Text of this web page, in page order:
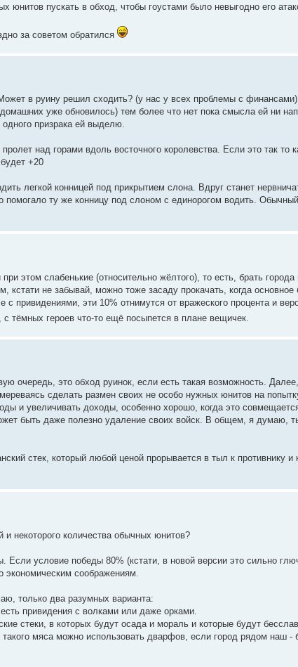
юнитов пускать в обход, чтобы гоустами было невыгодно его
за советом обратился
в руину решил сходить? (у нас у всех проблемы с
уже обновилось) тем более что нет пока смысла ей ни
призрака ей выделю.
над горами вдоль восточного королевства. Если это так то
+20
легкой конницей под прикрытием слона. Вдруг станет
ту же конницу под слоном с единорогом водить.
этом слабенькие (относительно жёлтого), то есть, брать
кстати не забывай, можно тоже засаду прокачать, когда
привидениями, эти 10% отнимутся от вражеского процента и
с тёмных героев что-то ещё посыпется в плане вещичек.
очередь, это обход руинок, если есть такая возможность.
сделать размен своих не особо нужных юнитов на
и увеличивать доходы, особенно хорошо, когда это
быть даже полезно удаление своих войск. В общем, я думаю,
стек, который любой ценой прорывается в тыл к противнику и
некоторого количества обычных юнитов?
условие победы 80% (кстати, в новой версии это сильно
экономическим соображениям.
только два разумных варианта:
привидения с волками или даже орками.
стеки, в которых будут осада и мораль и которые будут
мяса можно использовать дварфов, если город рядом наш -